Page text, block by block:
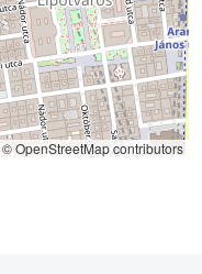
© OpenStreetMap contributors